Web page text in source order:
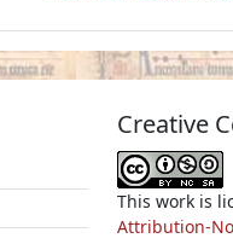
Creative
This work is
Attribution-